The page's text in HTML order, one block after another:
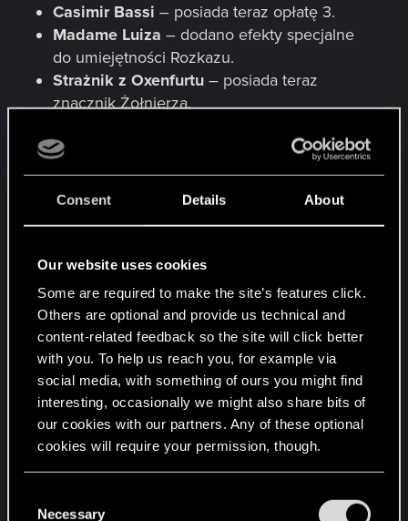
Consent Details About
Our website uses cookies
Some are required to make the site’s features click.
Others are optional and provide us technical and
content-related feedback so the site will click better
with you. To help us reach you, for example via
social media, with something of ours you might find
interesting, occasionally we might also share bits of
our cookies with our partners. Any of these optional
cookies will require your permission, though.
and tweak your preferences regarding them in the
Necessary
Casimir Bassi – posiada teraz opłatę 3.
Madame Luiza – dodano efekty specjalne
do umiejętności Rozkazu.
Strażnik z Oxenfurtu – posiada teraz
znacznik Żołnierza.
Koszt werbunku zmieniono z 9 na 10.
Zysk zmieniono z 3 na 4.
Zadawane obrażenia zmieniono z 2 na 3.
Opłatę początkową zmieniono z 2 na 3.
Poprawki
Król Henselt nie reaguje już na odnowienie
artefaktów.
Opis Planu awaryjnego uściśla teraz, że